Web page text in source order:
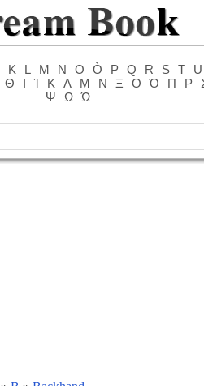
K L M N O Ò P Q R S T
U
Θ Ι Ί Κ Λ Μ Ν Ξ Ο Ό Π Ρ
Ψ
Ω Ώ